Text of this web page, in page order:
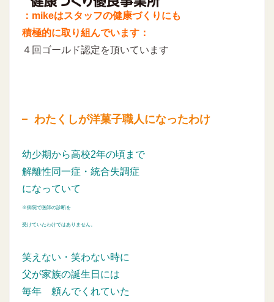
：mikeはスタッフの健康づくりにも
積極的に取り組んでいます：
４回ゴールド認定を頂いています
わたくしが洋菓子職人になったわけ
幼少期から高校2年の頃まで
解離性同一症・統合失調症
になっていて
※病院で医師の診断を
受けていたわけではありません。
笑えない・笑わない時に
父が家族の誕生日には
毎年 頼んでくれていた